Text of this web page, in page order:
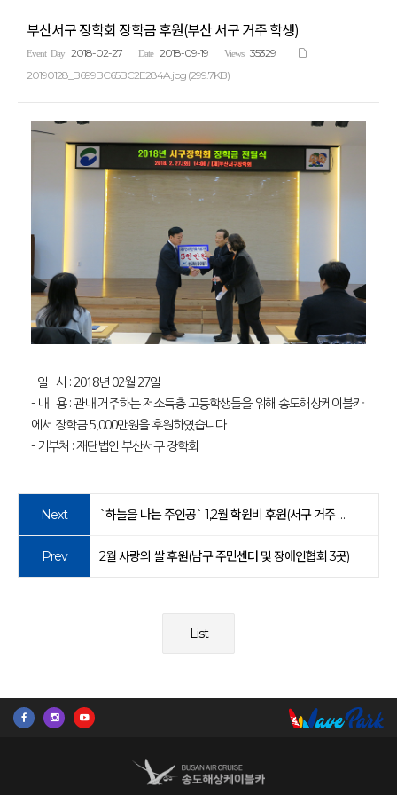
부산서구 장학회 장학금 후원(부산 서구 거주 학생)
Event Day 2018-02-27 Date 2018-09-19 Views
35329
20190128_B699BC65BC2E284A.jpg (299.7KB)
- 일 시 : 2018년 02월 27일
- 내 용 : 관내 거주하는 저소득층 고등학생들을 위해 송도해상케이블카
에서 장학금 5,000만원을 후원하였습니다.
- 기부처 : 재단법인 부산서구 장학회
Next `하늘을 나는 주인공` 1,2월 학원비 후원(서구 거주 중학생)
Prev 2월 사랑의 쌀 후원(남구 주민센터 및 장애인협회 3곳)
List